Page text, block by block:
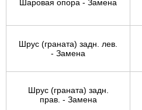
Шаровая опора - Замена
Шрус (граната) задн. лев.
- Замена
Шрус (граната) задн.
прав. - Замена